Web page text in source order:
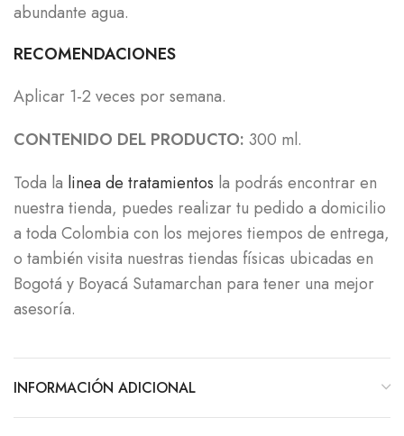
abundante agua.
RECOMENDACIONES
Aplicar 1-2 veces por semana.
CONTENIDO DEL PRODUCTO: 300 ml.
Toda la linea de tratamientos la podrás encontrar en
nuestra tienda, puedes realizar tu pedido a domicilio
a toda Colombia con los mejores tiempos de entrega,
o también visita nuestras tiendas físicas ubicadas en
Bogotá y Boyacá Sutamarchan para tener una mejor
asesoría.
INFORMACIÓN ADICIONAL